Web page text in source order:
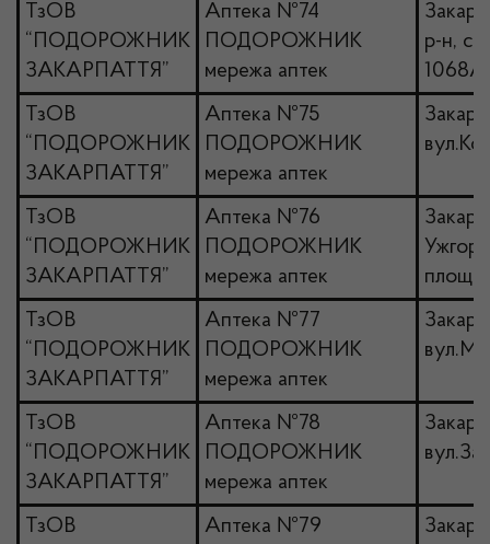
ТзОВ
“ПОДОРОЖНИК
ЗАКАРПАТТЯ”
Аптека №74
ПОДОРОЖНИК
мережа аптек
р-н,
1068А
ТзОВ
“ПОДОРОЖНИК
ЗАКАРПАТТЯ”
Аптека №75
ПОДОРОЖНИК
мережа аптек
ТзОВ
“ПОДОРОЖНИК
ЗАКАРПАТТЯ”
Аптека №76
ПОДОРОЖНИК
мережа аптек
площа
ТзОВ
“ПОДОРОЖНИК
ЗАКАРПАТТЯ”
Аптека №77
ПОДОРОЖНИК
мережа аптек
ТзОВ
“ПОДОРОЖНИК
ЗАКАРПАТТЯ”
Аптека №78
ПОДОРОЖНИК
мережа аптек
ТзОВ
Аптека №79